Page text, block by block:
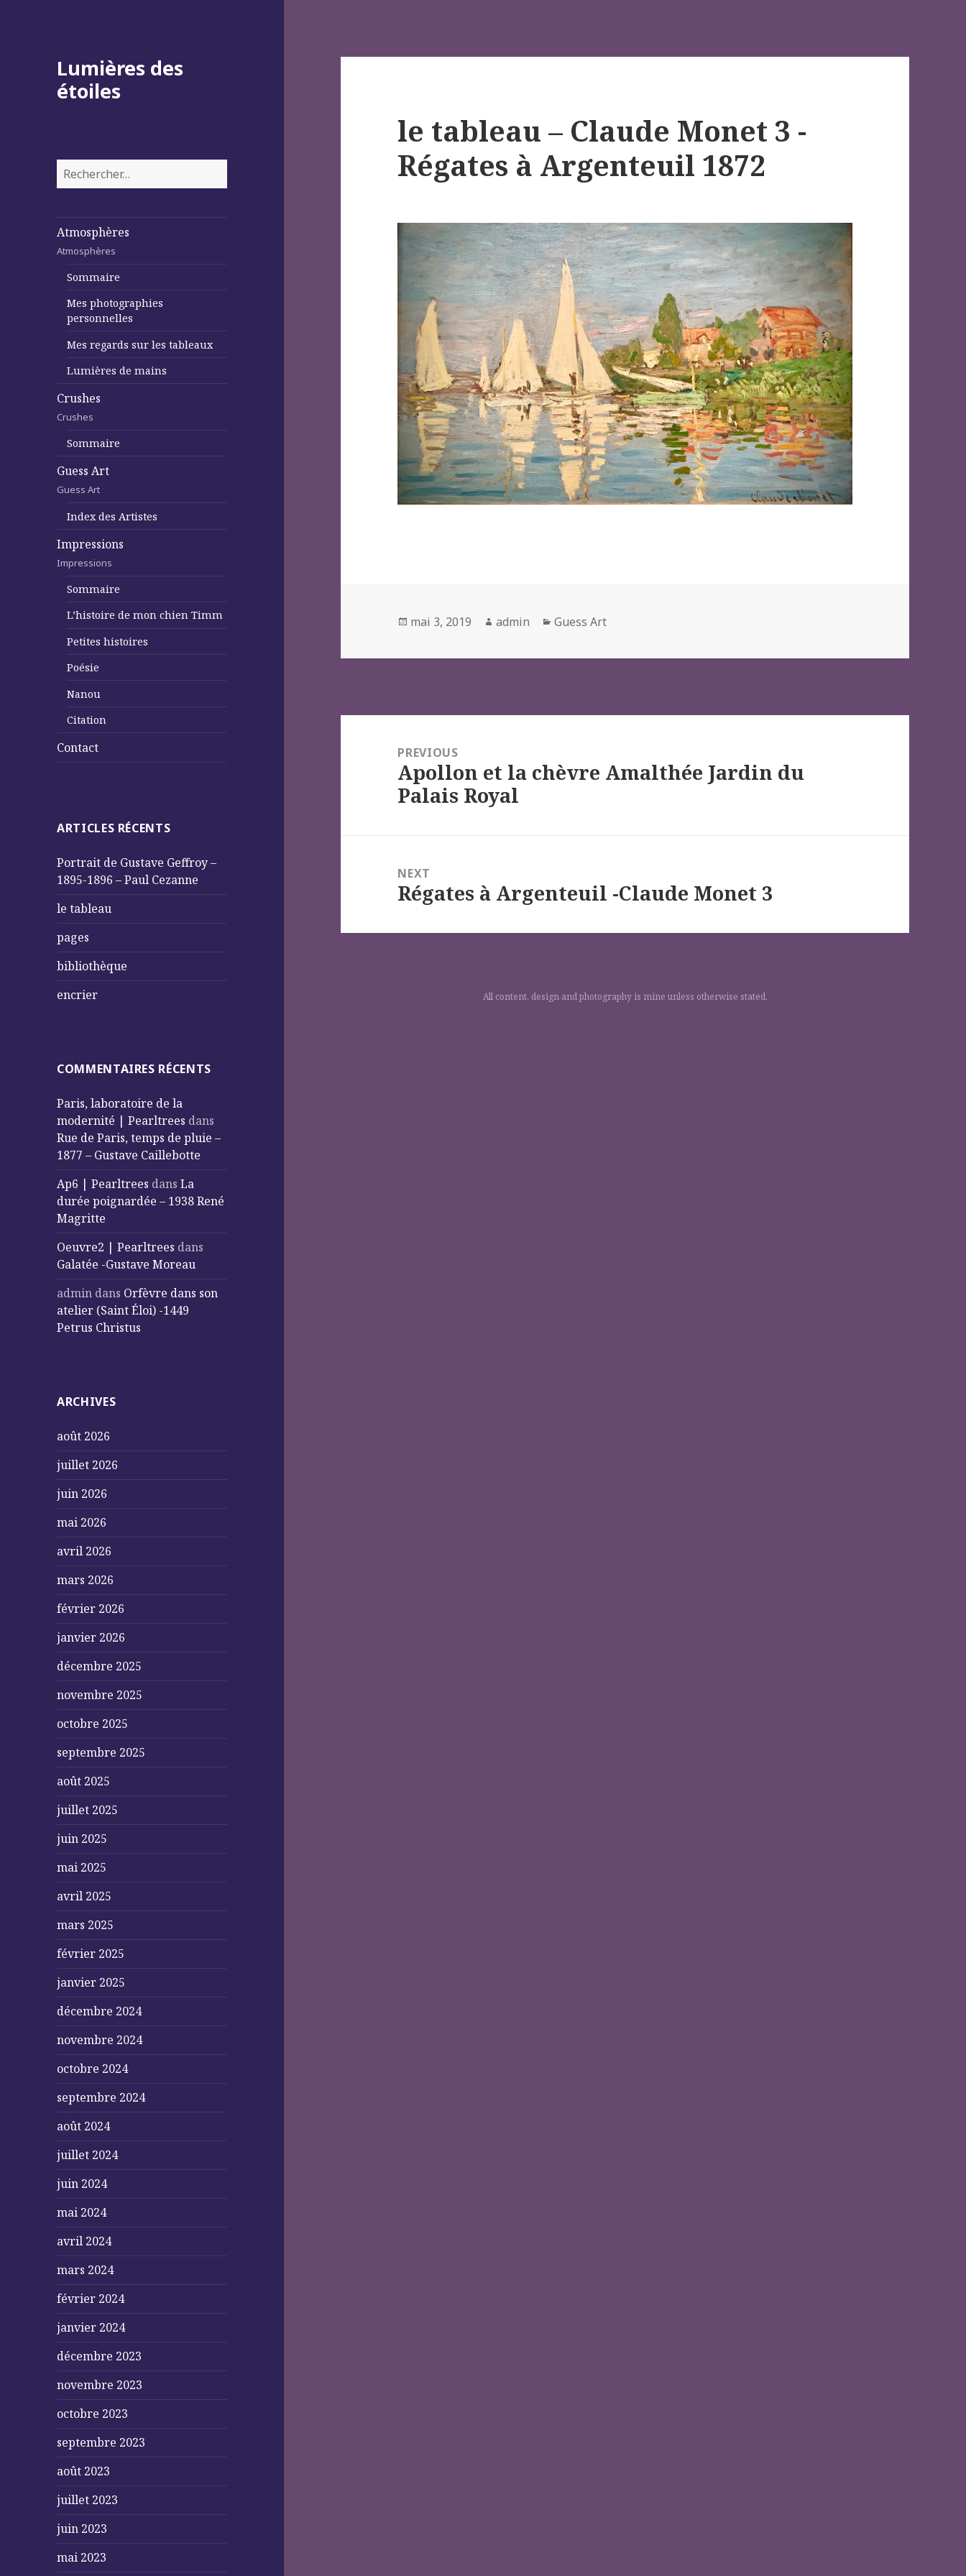
Lumières des
étoiles
Rechercher :
Atmosphères
Atmosphères
Sommaire
Mes photographies
personnelles
Mes regards sur les tableaux
Lumières de mains
Crushes
Crushes
Sommaire
Guess Art
Guess Art
Index des Artistes
Impressions
Impressions
Sommaire
L’histoire de mon chien Timm
Petites histoires
Poésie
Nanou
Citation
Contact
ARTICLES RÉCENTS
Portrait de Gustave Geffroy –
1895-1896 – Paul Cezanne
le tableau
pages
bibliothèque
encrier
COMMENTAIRES RÉCENTS
Paris, laboratoire de la
modernité | Pearltrees dans
Rue de Paris, temps de pluie –
1877 – Gustave Caillebotte
Ap6 | Pearltrees dansLa
durée poignardée – 1938 René
Magritte
Oeuvre2 | Pearltrees dans
Galatée -Gustave Moreau
admin dans Orfèvre dans son
atelier (Saint Éloi) -1449
Petrus Christus
ARCHIVES
août 2026
juillet 2026
juin 2026
mai 2026
avril 2026
mars 2026
février 2026
janvier 2026
décembre 2025
novembre 2025
octobre 2025
septembre 2025
août 2025
juillet 2025
juin 2025
mai 2025
avril 2025
mars 2025
février 2025
janvier 2025
décembre 2024
novembre 2024
octobre 2024
septembre 2024
août 2024
juillet 2024
juin 2024
mai 2024
avril 2024
mars 2024
février 2024
janvier 2024
décembre 2023
novembre 2023
octobre 2023
septembre 2023
août 2023
juillet 2023
juin 2023
mai 2023
le tableau – Claude Monet 3 -
Régates à Argenteuil 1872
Posted
mai 3, 2019 Author
admin Categories
Guess Art
PREVIOUS
Previous
post:
Apollon et la chèvre Amalthée Jardin du
Palais Royal
NEXT
Next
Régates à Argenteuil -Claude Monet 3
All content, design and photography is mine unless otherwise stated.